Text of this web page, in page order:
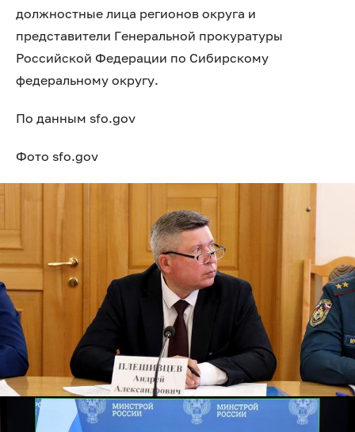
должностные лица регионов округа и
представители Генеральной прокуратуры
Российской Федерации по Сибирскому
федеральному округу.
По данным sfo.gov
Фото sfo.gov